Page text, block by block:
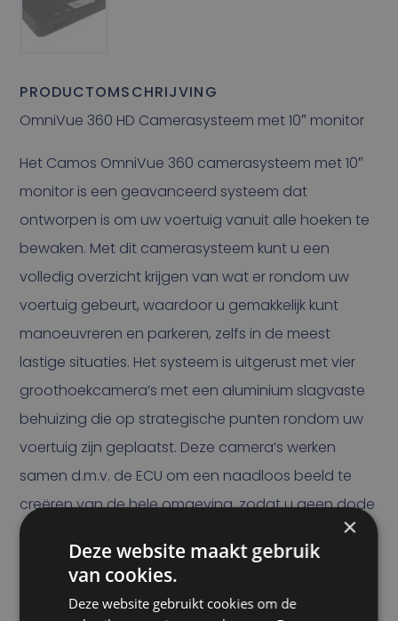
PRODUCTOMSCHRIJVING
OmniVue 360 HD Camerasysteem met 10″ monitor
Het Camos OmniVue 360 camerasysteem met 10″
monitor is een geavanceerd systeem dat
ontworpen is om uw voertuig vanuit alle hoeken te
bewaken. Met dit camerasysteem kunt u een
volledig overzicht krijgen van wat er rondom uw
voertuig gebeurt, waardoor u gemakkelijk kunt
manoeuvreren en parkeren, zelfs in de meest
lastige situaties. Het systeem is uitgerust met vier
groothoekcamera’s met een aluminium slagvaste
behuizing die op strategische punten rondom uw
voertuig zijn geplaatst. Deze camera’s werken
samen d.m.v. de ECU om een naadloos beeld te
creëren van de hele omgeving, zodat u geen dode
hoeken meer hebt. Het maakt niet uit of u zich op
een drukke parkeerplaats bevindt of in smalle
×
Deze website maakt gebruik
van cookies.
Deze website gebruikt cookies om de